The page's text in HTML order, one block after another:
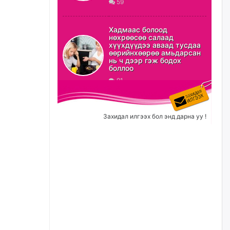
ХЗДХ-ын сайд С.Амарсайхан:
Авлигаар авсан хөрөнгийг
хурааж, нийгмийн сайн
сайхны хөгжилд зориулах
бөгөөд үүнийг хэд хэдэн эрх
бүхий байгууллагаас санал авна
өчигдѳр
Шатахууныг олдож байгаа
газраас нь л авч байна. Үнэ
тарифаас илүү хангамж дээр
анхаарч байна
59
Хадмаас болоод
нөхрөөсөө салаад
хүүхдүүдээ аваад тусдаа
өөрийнхөөрөө амьдарсан
нь ч дээр гэж бодох
боллоо
91
Захидал илгээх бол энд дарна уу !